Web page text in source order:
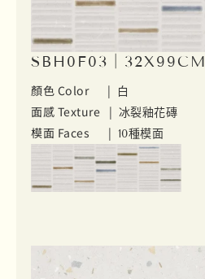
SBH0F03｜32X99CM
顏色 Color | 白
面感 Texture | 冰裂釉花磚
模面 Faces | 10種模面